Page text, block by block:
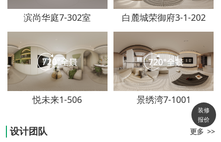
滨尚华庭7-302室 白麓城荣御府3-1-202
悦未来1-506 景绣湾7-1001
设计团队 更多 >>
装修
报价